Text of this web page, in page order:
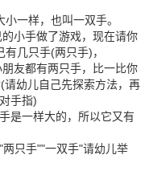
一样，也叫一双手。
小手做了游戏，现在请你
几只手(两只手)，
友都有两只手，比一比你
幼儿自己先探索方法，再
手指)
一样大的，所以它又有
只手""一双手"请幼儿举